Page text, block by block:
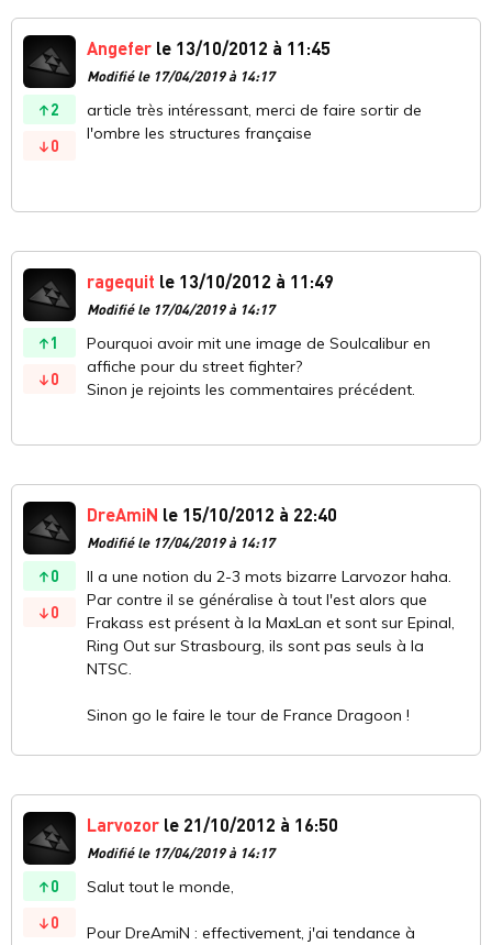
2
0
Angefer le 13/10/2012 à 11:45
Modifié le 17/04/2019 à 14:17
article très intéressant, merci de faire sortir de
l'ombre les structures française
1
0
ragequit le 13/10/2012 à 11:49
Modifié le 17/04/2019 à 14:17
Pourquoi avoir mit une image de Soulcalibur en
affiche pour du street fighter?
Sinon je rejoints les commentaires précédent.
0
0
DreAmiN le 15/10/2012 à 22:40
Modifié le 17/04/2019 à 14:17
Il a une notion du 2-3 mots bizarre Larvozor haha.
Par contre il se généralise à tout l'est alors que
Frakass est présent à la MaxLan et sont sur Epinal,
Ring Out sur Strasbourg, ils sont pas seuls à la
NTSC.
Sinon go le faire le tour de France Dragoon !
0
0
Larvozor le 21/10/2012 à 16:50
Modifié le 17/04/2019 à 14:17
Salut tout le monde,
Pour DreAmiN : effectivement, j'ai tendance à